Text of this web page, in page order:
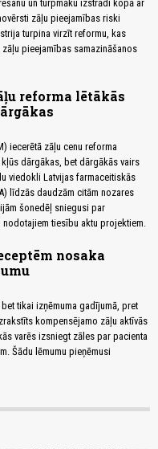
un turpmāku izstrādi kopā ar
zāļu pieejamības riski
turpina virzīt reformu, kas
pieejamības samazināšanos
reforma lētākās
iecerētā zāļu cenu reforma
dārgākas, bet dārgākās vairs
viedokli Latvijas farmaceitiskās
līdzās daudzām citām nozares
šonedēļ sniegusi par
tiesību aktu projektiem.
nosaka
tikai izņēmuma gadījumā, pret
kompensējamo zāļu aktīvās
varēs izsniegt zāles par pacienta
Šādu lēmumu pieņēmusi